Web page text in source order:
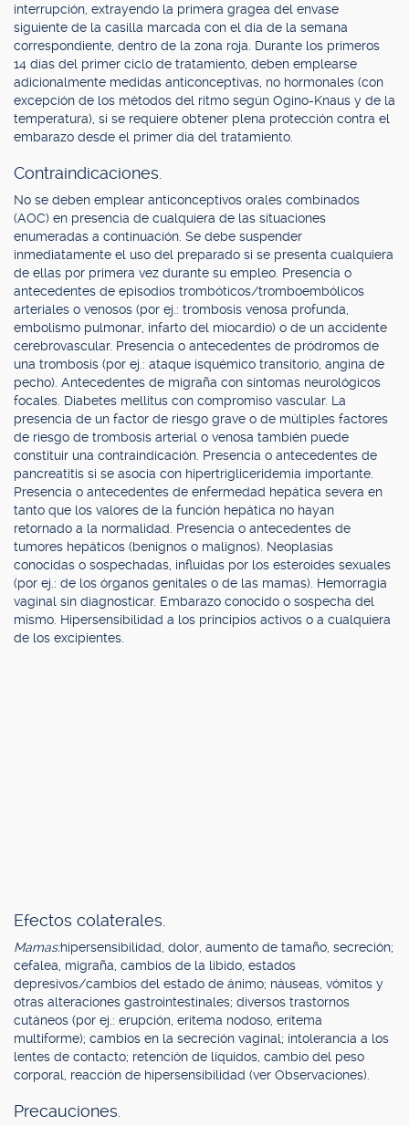
interrupción, extrayendo la primera gragea del envase
siguiente de la casilla marcada con el día de la semana
correspondiente, dentro de la zona roja. Durante los primeros
14 días del primer ciclo de tratamiento, deben emplearse
adicionalmente medidas anticonceptivas, no hormonales (con
excepción de los métodos del ritmo según Ogino-Knaus y de la
temperatura), si se requiere obtener plena protección contra el
embarazo desde el primer día del tratamiento.
Contraindicaciones.
No se deben emplear anticonceptivos orales combinados
(AOC) en presencia de cualquiera de las situaciones
enumeradas a continuación. Se debe suspender
inmediatamente el uso del preparado si se presenta cualquiera
de ellas por primera vez durante su empleo. Presencia o
antecedentes de episodios trombóticos/tromboembólicos
arteriales o venosos (por ej.: trombosis venosa profunda,
embolismo pulmonar, infarto del miocardio) o de un accidente
cerebrovascular. Presencia o antecedentes de pródromos de
una trombosis (por ej.: ataque isquémico transitorio, angina de
pecho). Antecedentes de migraña con síntomas neurológicos
focales. Diabetes mellitus con compromiso vascular. La
presencia de un factor de riesgo grave o de múltiples factores
de riesgo de trombosis arterial o venosa también puede
constituir una contraindicación. Presencia o antecedentes de
pancreatitis si se asocia con hipertrigliceridemia importante.
Presencia o antecedentes de enfermedad hepática severa en
tanto que los valores de la función hepática no hayan
retornado a la normalidad. Presencia o antecedentes de
tumores hepáticos (benignos o malignos). Neoplasias
conocidas o sospechadas, influidas por los esteroides sexuales
(por ej.: de los órganos genitales o de las mamas). Hemorragia
vaginal sin diagnosticar. Embarazo conocido o sospecha del
mismo. Hipersensibilidad a los principios activos o a cualquiera
de los excipientes.
Efectos colaterales.
Mamas:hipersensibilidad, dolor, aumento de tamaño, secreción;
cefalea, migraña, cambios de la libido, estados
depresivos/cambios del estado de ánimo; náuseas, vómitos y
otras alteraciones gastrointestinales; diversos trastornos
cutáneos (por ej.: erupción, eritema nodoso, eritema
multiforme); cambios en la secreción vaginal; intolerancia a los
lentes de contacto; retención de líquidos, cambio del peso
corporal, reacción de hipersensibilidad (ver Observaciones).
Precauciones.